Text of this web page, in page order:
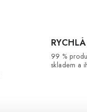
99 %
skladem a